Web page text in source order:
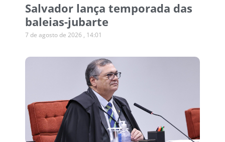
Salvador lança temporada das
baleias-jubarte
7 de agosto de 2026 14:01